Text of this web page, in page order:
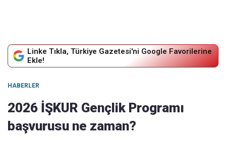
Linke Tıkla, Türkiye Gazetesi'ni Google Favorilerine
Ekle!
HABERLER
2026 İŞKUR Gençlik Programı
başvurusu ne zaman?